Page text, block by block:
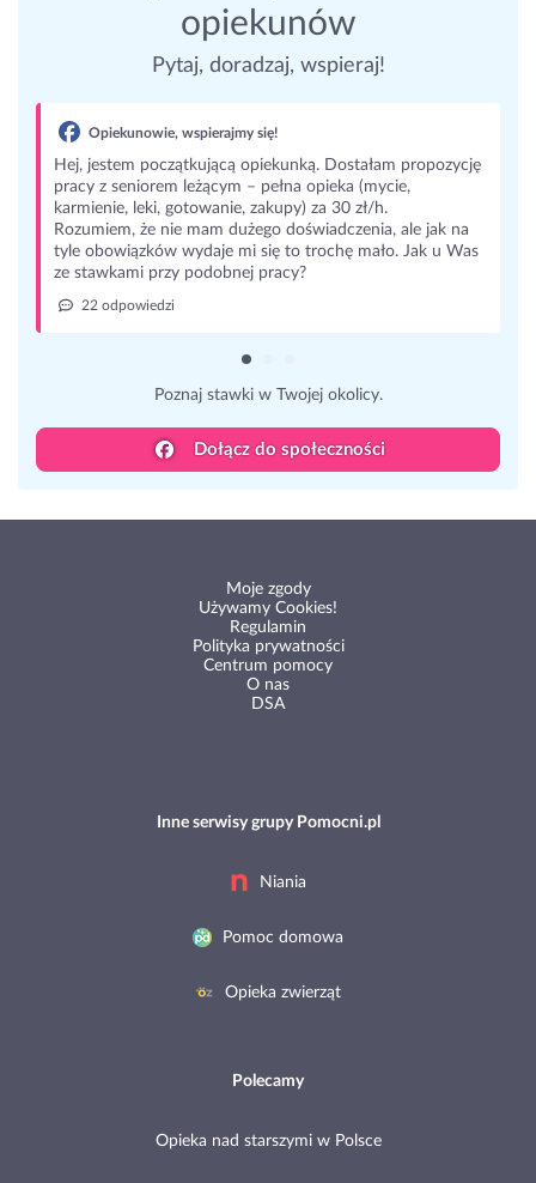
opiekunów
Pytaj, doradzaj, wspieraj!
Opiekunowie, wspierajmy się!
Hej, jestem początkującą opiekunką. Dostałam propozycję
pracy z seniorem leżącym – pełna opieka (mycie,
karmienie, leki, gotowanie, zakupy) za 30 zł/h.
Rozumiem, że nie mam dużego doświadczenia, ale jak na
tyle obowiązków wydaje mi się to trochę mało. Jak u Was
ze stawkami przy podobnej pracy?
22 odpowiedzi
Poznaj stawki w Twojej okolicy.
Dołącz do społeczności
Moje zgody
Używamy Cookies!
Regulamin
Polityka prywatności
Centrum pomocy
O nas
DSA
Inne serwisy grupy Pomocni.pl
Niania
Pomoc domowa
Opieka zwierząt
Polecamy
Opieka nad starszymi w Polsce